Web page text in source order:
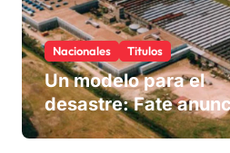
Nacionales Titulos
Un modelo para el
desastre: Fate
cierre definitivo y